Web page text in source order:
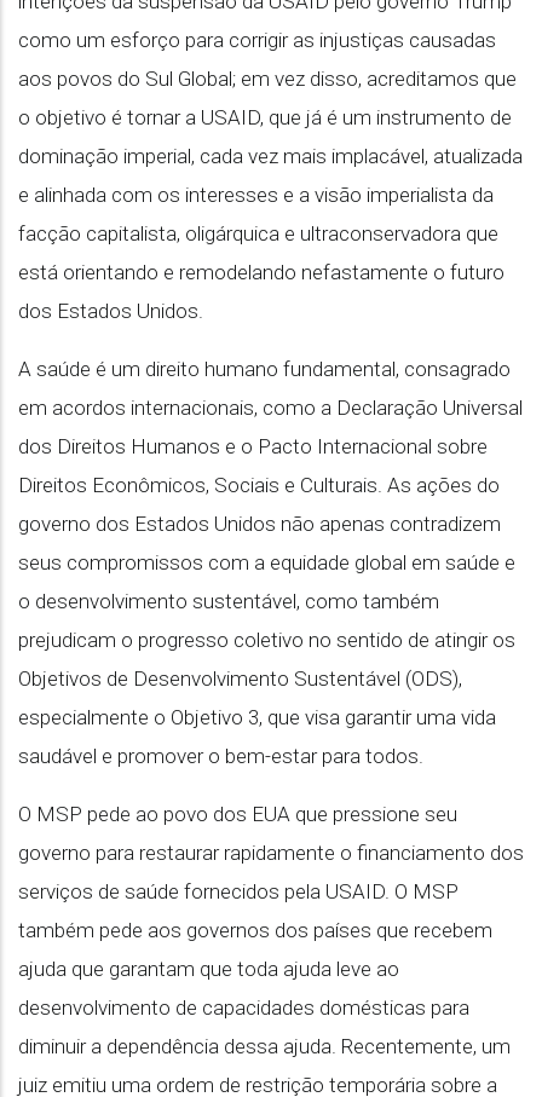
como um esforço para corrigir as injustiças causadas
aos povos do Sul Global; em vez disso, acreditamos que
o objetivo é tornar a USAID, que já é um instrumento de
dominação imperial, cada vez mais implacável, atualizada
e alinhada com os interesses e a visão imperialista da
facção capitalista, oligárquica e ultraconservadora que
está orientando e remodelando nefastamente o futuro
dos Estados Unidos.
A saúde é um direito humano fundamental, consagrado
em acordos internacionais, como a Declaração Universal
dos Direitos Humanos e o Pacto Internacional sobre
Direitos Econômicos, Sociais e Culturais. As ações do
governo dos Estados Unidos não apenas contradizem
seus compromissos com a equidade global em saúde e
o desenvolvimento sustentável, como também
prejudicam o progresso coletivo no sentido de atingir os
Objetivos de Desenvolvimento Sustentável (ODS),
especialmente o Objetivo 3, que visa garantir uma vida
saudável e promover o bem-estar para todos.
O MSP pede ao povo dos EUA que pressione seu
governo para restaurar rapidamente o financiamento dos
serviços de saúde fornecidos pela USAID. O MSP
também pede aos governos dos países que recebem
ajuda que garantam que toda ajuda leve ao
desenvolvimento de capacidades domésticas para
diminuir a dependência dessa ajuda. Recentemente, um
juiz emitiu uma ordem de restrição temporária sobre a